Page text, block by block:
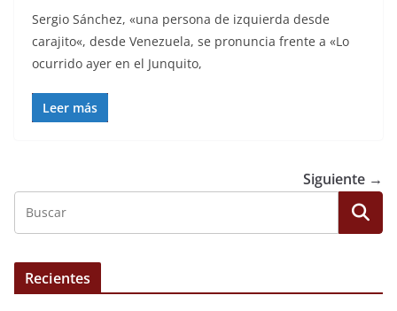
Sergio Sánchez, «una persona de izquierda desde
carajito«, desde Venezuela, se pronuncia frente a «Lo
ocurrido ayer en el Junquito,
Leer más
Siguiente →
Recientes